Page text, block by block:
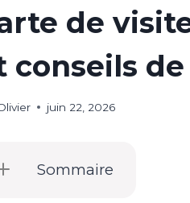
de
conseils
juin 22, 2026
Sommaire